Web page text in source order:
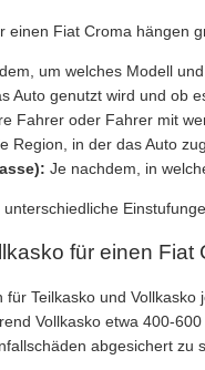
einen Fiat Croma
um welches Modell
Auto genutzt wird und ob
Fahrer oder Fahrer mit
Region, in der das Auto
Je nachdem, in
für einen Fiat
Teilkasko und
Vollkasko etwa 400-
abgesichert zu